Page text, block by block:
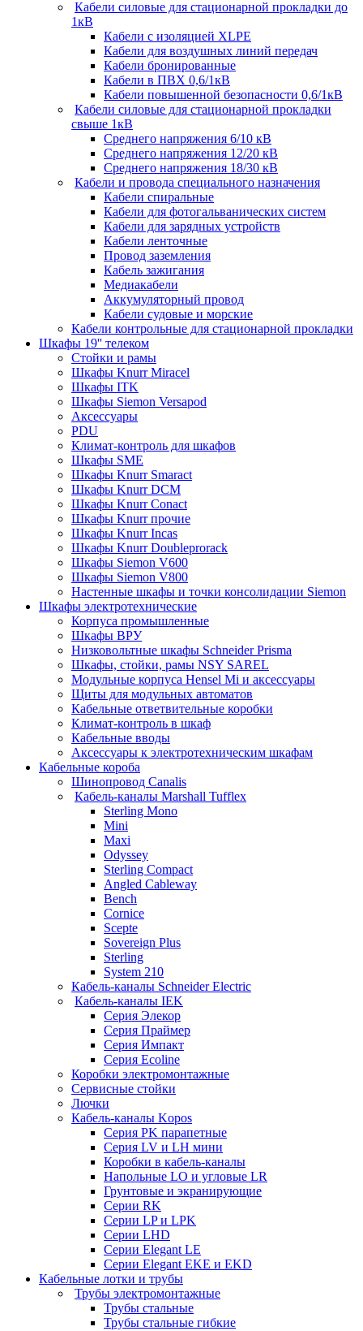
Кабели силовые для стационарной прокладки до
1кВ
Кабели c изоляцией XLPE
Кабели для воздушных линий передач
Кабели бронированные
Кабели в ПВХ 0,6/1кВ
Кабели повышенной безопасности 0,6/1кВ
Кабели силовые для стационарной прокладки
свыше 1кВ
Среднего напряжения 6/10 кВ
Среднего напряжения 12/20 кВ
Среднего напряжения 18/30 кВ
Кабели и провода специального назначения
Кабели спиральные
Кабели для фотогальванических систем
Кабели для зарядных устройств
Кабели ленточные
Провод заземления
Кабель зажигания
Медиакабели
Аккумуляторный провод
Кабели судовые и морские
Кабели контрольные для стационарной прокладки
Шкафы 19'' телеком
Стойки и рамы
Шкафы Knurr Miracel
Шкафы ITK
Шкафы Siemon Versapod
Аксессуары
PDU
Климат-контроль для шкафов
Шкафы SME
Шкафы Knurr Smaract
Шкафы Knurr DCM
Шкафы Knurr Conact
Шкафы Knurr прочие
Шкафы Knurr Incas
Шкафы Knurr Doubleprorack
Шкафы Siemon V600
Шкафы Siemon V800
Настенные шкафы и точки консолидации Siemon
Шкафы электротехнические
Корпуса промышленные
Шкафы ВРУ
Низковольтные шкафы Schneider Prisma
Шкафы, стойки, рамы NSY SAREL
Модульные корпуса Hensel Mi и аксессуары
Щиты для модульных автоматов
Кабельные ответвительные коробки
Климат-контроль в шкаф
Кабельные вводы
Аксессуары к электротехническим шкафам
Кабельные короба
Шинопровод Canalis
Кабель-каналы Marshall Tufflex
Sterling Mono
Mini
Maxi
Odyssey
Sterling Compact
Angled Cableway
Bench
Cornice
Scepte
Sovereign Plus
Sterling
System 210
Кабель-каналы Schneider Electric
Кабель-каналы IEK
Серия Элекор
Серия Праймер
Серия Импакт
Серия Ecoline
Коробки электромонтажные
Сервисные стойки
Лючки
Кабель-каналы Kopos
Серия PK парапетные
Серия LV и LH мини
Коробки в кабель-каналы
Напольные LO и угловые LR
Грунтовые и экранирующие
Серии RK
Серии LP и LPK
Серии LHD
Серии Elegant LE
Серии Elegant EKE и EKD
Кабельные лотки и трубы
Трубы электромонтажные
Трубы стальные
Трубы стальные гибкие